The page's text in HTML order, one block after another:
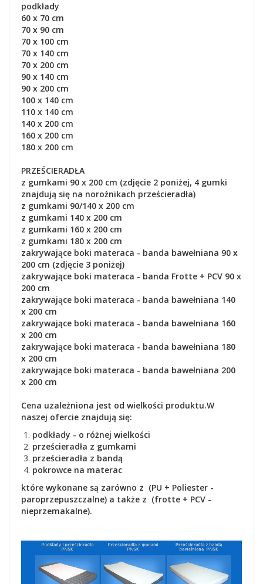
podkłady
60 x 70 cm
70 x 90 cm
70 x 100 cm
70 x 140 cm
70 x 200 cm
90 x 140 cm
90 x 200 cm
100 x 140 cm
110 x 140 cm
140 x 200 cm
160 x 200 cm
180 x 200 cm
PRZEŚCIERADŁA
z gumkami 90 x 200 cm (zdjęcie 2 poniżej, 4 gumki
znajdują się na norożnikach prześcieradła)
z gumkami 90/140 x 200 cm
z gumkami 140 x 200 cm
z gumkami 160 x 200 cm
z gumkami 180 x 200 cm
zakrywające boki materaca - banda bawełniana 90 x
200 cm (zdjęcie 3 poniżej)
zakrywające boki materaca - banda Frotte + PCV 90 x
200 cm
zakrywające boki materaca - banda bawełniana 140
x 200 cm
zakrywające boki materaca - banda bawełniana 160
x 200 cm
zakrywające boki materaca - banda bawełniana 180
x 200 cm
zakrywające boki materaca - banda bawełniana 200
x 200 cm
Cena uzależniona jest od wielkości produktu.W
naszej ofercie znajdują się:
podkłady - o różnej wielkości
prześcieradła z gumkami
prześcieradła z bandą
pokrowce na materac
które wykonane są zarówno z (PU + Poliester -
paroprzepuszczalne) a także z (frotte + PCV -
nieprzemakalne).